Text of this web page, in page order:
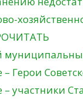
Герои
– участники